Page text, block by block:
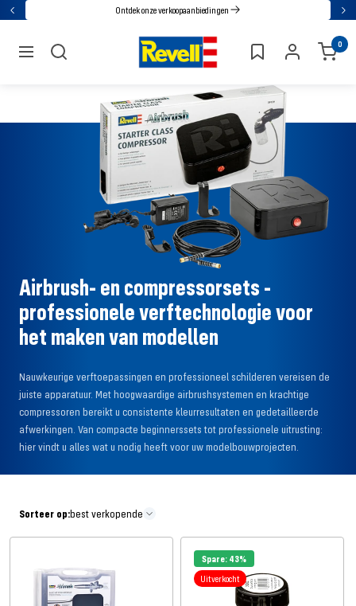
GaTerug Ontdek onze verkoopaanbiedingen
navigatie
Revell 0
Airbrush- en compressorsets -
professionele verftechnologie voor
het maken van modellen
Nauwkeurige verftoepassingen en professioneel schilderen vereisen de
juiste apparatuur. Met hoogwaardige airbrushsystemen en krachtige
compressoren bereikt u consistente kleurresultaten en gedetailleerde
afwerkingen. Van compacte beginnerssets tot professionele uitrusting:
hier vindt u alles wat u nodig heeft voor uw modelbouwprojecten.
Sorteer op:best verkopende
Spare: 43%
Uitverkocht